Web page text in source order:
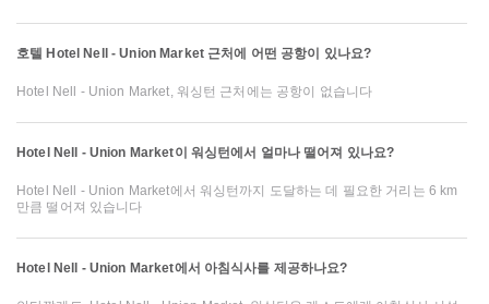
호텔 Hotel Nell - Union Market 근처에 어떤 공항이 있나요?
Hotel Nell - Union Market, 워싱턴 근처에는 공항이 없습니다
Hotel Nell - Union Market이 워싱턴에서 얼마나 떨어져 있나요?
Hotel Nell - Union Market에서 워싱턴까지 도달하는 데 필요한 거리는 6 km
만큼 떨어져 있습니다
Hotel Nell - Union Market에서 아침식사를 제공하나요?